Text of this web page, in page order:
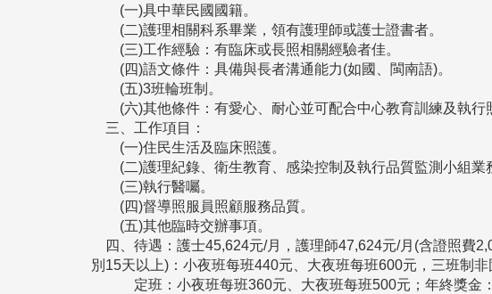
(一)具中華民國國籍。
(二)護理相關科系畢業，領有護理師或護士證書者。
(三)工作經驗：有臨床或長照相關經驗者佳。
(四)語文條件：具備與長者溝通能力(如國、閩南語)。
(五)3班輪班制。
(六)其他條件：有愛心、耐心並可配合中心教育訓練及執行
三、工作項目：
(一)住民生活及臨床照護。
(二)護理紀錄、衛生教育、感染控制及執行品質監測小組業
(三)執行醫囑。
(四)督導照服員照顧服務品質。
(五)其他臨時交辦事項。
四、待遇：護士45,624元/月，護理師47,624元/月(含證照費
別15天以上)：小夜班每班440元、大夜班每班600元，三班制非
定班：小夜班每班360元、大夜班每班500元；年終獎金：